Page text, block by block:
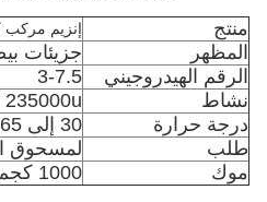
منتج إنزيم مركب كلاينزيم
المظهر
جزيئات
الرقم الهيدروجيني
3-7.5
نشاط
235000u / ز
درجة حرارة
30 إلى 65 درجة مئوية
طلب
لمسحوق
موك
1000 كجم